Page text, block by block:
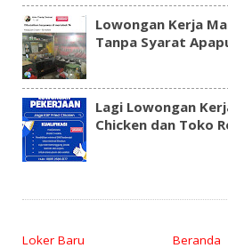
Lowongan Kerja
Tanpa Syarat
Lagi Lowongan
Chicken dan Toko
Loker Baru Beranda